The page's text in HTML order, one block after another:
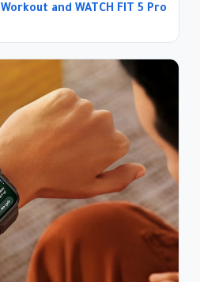
Workout and WATCH FIT 5 Pro